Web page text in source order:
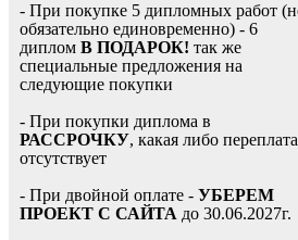
- При покупке 5 дипломных работ
обязательно единовременно) - 6
диплом В ПОДАРОК! так же
специальные предложения на
следующие покупки
- При покупки диплома в
РАССРОЧКУ, какая либо переплата
отсутствует
- При двойной оплате - УБЕРЕМ
ПРОЕКТ С САЙТА до 30.06.2027г.